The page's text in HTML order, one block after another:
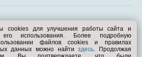
на полную версию
cookies для улучшения работы сайта и
использования. Более подробную
файлов cookies и правилах
данных можно найтиздесь. Продолжая